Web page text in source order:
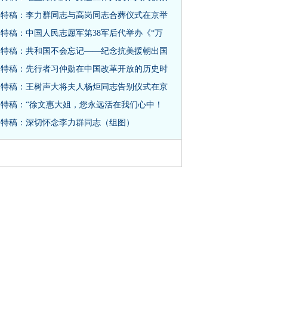
特稿：李力群同志与高岗同志合葬仪式在京举
特稿：中国人民志愿军第38军后代举办《“万
特稿：共和国不会忘记——纪念抗美援朝出国
特稿：先行者习仲勋在中国改革开放的历史时
特稿：王树声大将夫人杨炬同志告别仪式在京
特稿：“徐文惠大姐，您永远活在我们心中！
特稿：深切怀念李力群同志（组图）